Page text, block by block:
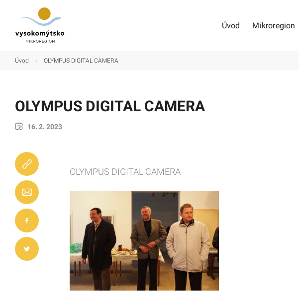
Úvod Mikroregion
Úvod › OLYMPUS DIGITAL CAMERA
OLYMPUS DIGITAL CAMERA
16. 2. 2023
OLYMPUS DIGITAL CAMERA
Turistické cíle
Kultura
Kontakt